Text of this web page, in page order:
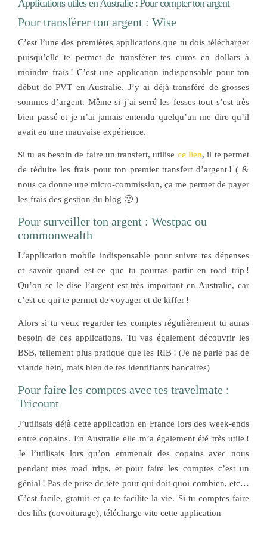
Applications utiles en Australie : Pour compter ton argent
Pour transférer ton argent : Wise
C’est l’une des premières applications que tu dois télécharger
puisqu’elle te permet de transférer tes euros en dollars à
moindre frais ! C’est une application indispensable pour ton
début de PVT en Australie. J’y ai déjà transféré de grosses
sommes d’argent. Même si j’ai serré les fesses tout s’est très
bien passé et je n’ai jamais entendu quelqu’un me dire qu’il
avait eu une mauvaise expérience.
Si tu as besoin de faire un transfert, utilise ce lien, il te permet
de réduire les frais pour ton premier transfert d’argent ! ( &
nous ça donne une micro-commission, ça me permet de payer
les frais des gestion du blog 🙂 )
Pour surveiller ton argent : Westpac ou
commonwealth
L’application mobile indispensable pour suivre tes dépenses
et savoir quand est-ce que tu pourras partir en road trip !
Qu’on se le dise l’argent est très important en Australie, car
c’est ce qui te permet de voyager et de kiffer !
Alors si tu veux regarder tes comptes régulièrement tu auras
besoin de ces applications. Tu vas également découvrir les
BSB, tellement plus pratique que les RIB ! (Je ne parle pas de
viande hein, mais bien de tes identifiants bancaires)
Pour faire les comptes avec tes travelmate :
Tricount
J’utilisais déjà cette application en France lors des week-ends
entre copains. En Australie elle m’a également été très utile !
Je l’utilisais lors qu’on emmenait des copains avec nous
pendant mes road trips, et pour faire les comptes c’est un
génial ! Pas de prise de tête pour qui doit quoi combien, etc…
C’est facile, gratuit et ça te facilite la vie. Si tu comptes faire
des lifts (covoiturage), télécharge vite cette application